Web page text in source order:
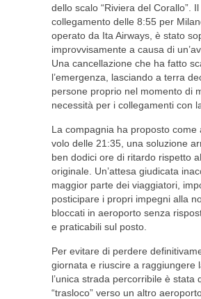
dello scalo “Riviera del Corallo”. Il
collegamento delle 8:55 per
operato da Ita Airways, è stato
improvvisamente a causa di
Una cancellazione che ha fatto
l’emergenza, lasciando a terra
persone proprio nel momento di
necessità per i collegamenti con
La compagnia ha proposto come
volo delle 21:35, una soluzione
ben dodici ore di ritardo rispetto
originale. Un’attesa giudicata
maggior parte dei viaggiatori,
posticipare i propri impegni alla
bloccati in aeroporto senza
e praticabili sul posto.
Per evitare di perdere
giornata e riuscire a raggiungere
l’unica strada percorribile è stata
“trasloco” verso un altro